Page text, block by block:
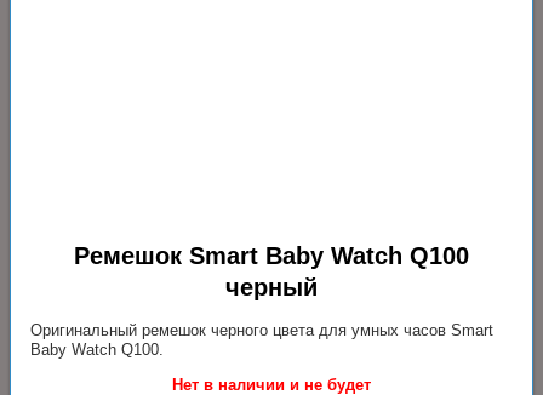
Ремешок Smart Baby Watch Q100
черный
Оригинальный ремешок черного цвета для умных часов Smart
Baby Watch Q100.
Нет в наличии и не будет